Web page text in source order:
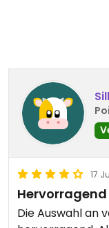
17
Hervorragend
Die Auswahl an